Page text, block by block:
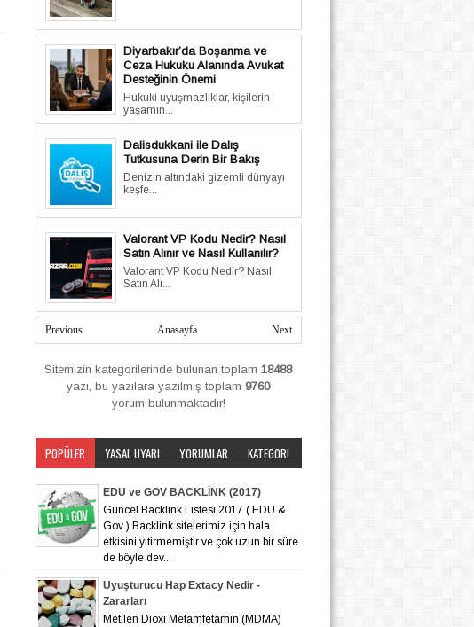
Diyarbakır’da Boşanma ve
Ceza Hukuku Alanında Avukat
Desteğinin Önemi
Hukuki uyuşmazlıklar, kişilerin
yaşamın...
Dalisdukkani ile Dalış
Tutkusuna Derin Bir Bakış
Denizin altındaki gizemli dünyayı
keşfe...
Valorant VP Kodu Nedir? Nasıl
Satın Alınır ve Nasıl Kullanılır?
Valorant VP Kodu Nedir? Nasıl
Satın Alı...
Previous Next
Anasayfa
Sitemizin kategorilerinde bulunan toplam 18488
yazı, bu yazılara yazılmış toplam 9760
yorum bulunmaktadır!
POPÜLER YASAL UYARI YORUMLAR KATEGORI
EDU ve GOV BACKLİNK (2017)
Güncel Backlink Listesi 2017 ( EDU &
Gov ) Backlink sitelerimiz için hala
etkisini yitirmemiştir ve çok uzun bir süre
de böyle dev...
Uyuşturucu Hap Extacy Nedir -
Zararları
Metilen Dioxi Metamfetamin (MDMA)